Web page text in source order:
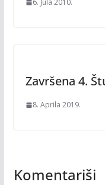
6. Jula 2010.
Završena 4.
8. Aprila 2019.
Komentariši